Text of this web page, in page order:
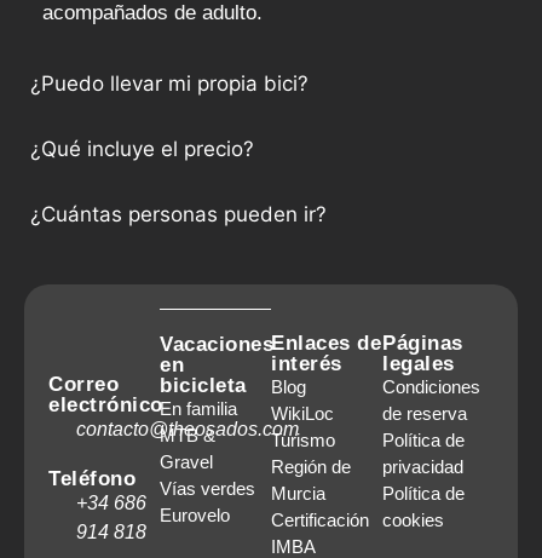
acompañados de adulto.
¿Puedo llevar mi propia bici?
¿Qué incluye el precio?
¿Cuántas personas pueden ir?
Correo
electrónico
contacto@theosados.com
Teléfono
+34 686
914 818
Vacaciones
en
bicicleta
En familia
MTB &
Gravel
Vías verdes
Eurovelo
Enlaces de
interés
Blog
WikiLoc
Turismo
Región de
Murcia
Certificación
IMBA
Páginas
legales
Condiciones
de reserva
Política de
privacidad
Política de
cookies